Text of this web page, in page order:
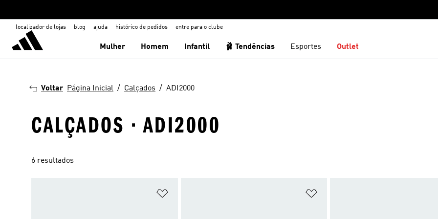
localizador de lojas blog ajuda histórico de pedidos entre para o clube
Mulher Homem Infantil 🩰 Tendências Esportes Outlet
Voltar Página Inicial Calçados ADI2000
CALÇADOS · ADI2000
6 resultados